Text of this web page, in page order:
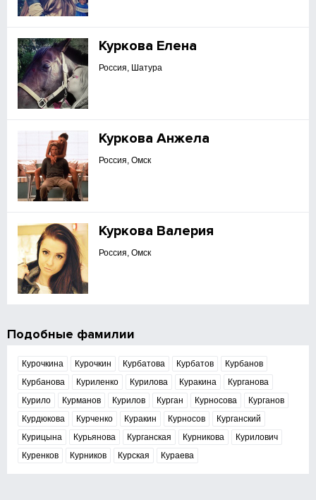
Куркова Елена
Россия, Шатура
Куркова Анжела
Россия, Омск
Куркова Валерия
Россия, Омск
Подобные фамилии
Курочкина Курочкин Курбатова Курбатов
Курбанов
Курбанова
Куриленко Курилова Куракина
Курганова
Курило
Курманов Курилов Курган Курносова
Курганов
Курдюкова
Курченко Куракин Курносов
Курганский
Курицына
Курьянова Курганская Курникова
Курилович
Куренков
Курников Курская Кураева